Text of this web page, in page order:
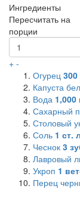
Ингредиенты
Пересчитать на
порции
+ -
Огурец 300
Капуста
Вода 1,000
Сахарный
Столовый
Соль 1 ст.
Чеснок 3
Лавровый
Укроп 1
Перец